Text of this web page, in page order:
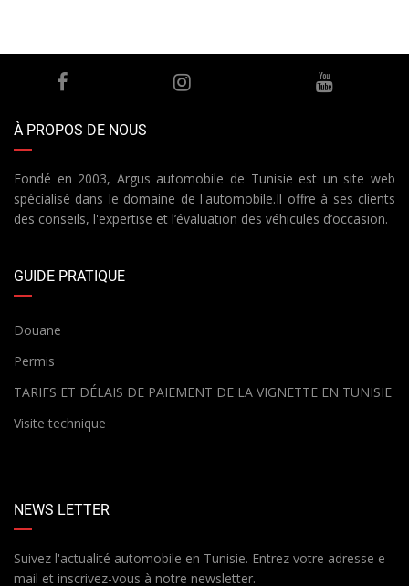
À PROPOS DE NOUS
Fondé en 2003, Argus automobile de Tunisie est un site web
spécialisé dans le domaine de l'automobile.Il offre à ses clients
des conseils, l'expertise et l’évaluation des véhicules d’occasion.
GUIDE PRATIQUE
Douane
Permis
TARIFS ET DÉLAIS DE PAIEMENT DE LA VIGNETTE EN TUNISIE
Visite technique
NEWS LETTER
Suivez l'actualité automobile en Tunisie. Entrez votre adresse e-
mail et inscrivez-vous à notre newsletter.